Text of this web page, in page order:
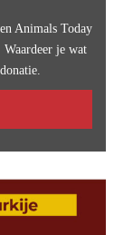
Animals Today
Waardeer je wat